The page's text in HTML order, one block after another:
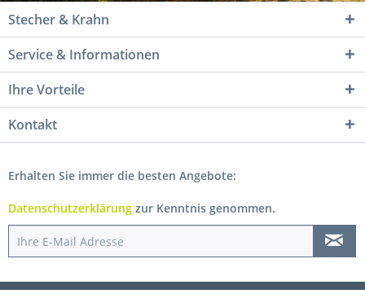
Stecher & Krahn
Service & Informationen
Ihre Vorteile
Kontakt
Erhalten Sie immer die besten Angebote:
Datenschutzerklärung zur Kenntnis genommen.